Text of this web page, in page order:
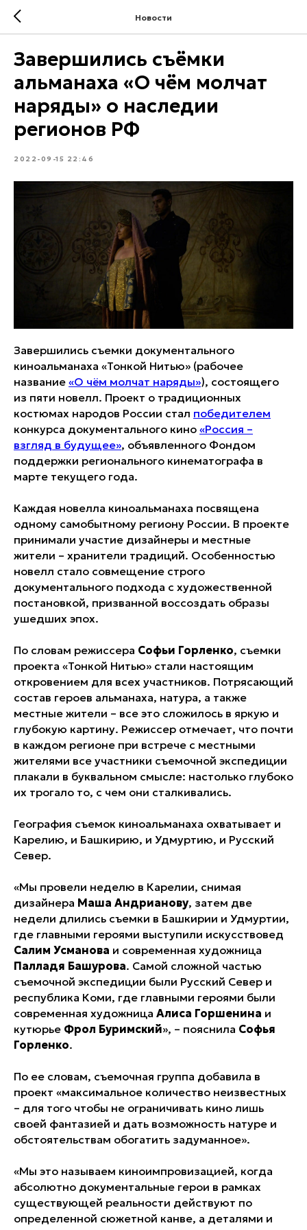
Новости
Завершились съёмки
альманаха «О чём молчат
наряды» о наследии
регионов РФ
2022-09-15 22:46
Завершились съемки документального
киноальманаха «Тонкой Нитью» (рабочее
название «О чём молчат наряды»), состоящего
из пяти новелл. Проект о традиционных
костюмах народов России стал победителем
конкурса документального кино «Россия –
взгляд в будущее», объявленного Фондом
поддержки регионального кинематографа в
марте текущего года.
Каждая новелла киноальманаха посвящена
одному самобытному региону России. В проекте
принимали участие дизайнеры и местные
жители – хранители традиций. Особенностью
новелл стало совмещение строго
документального подхода с художественной
постановкой, призванной воссоздать образы
ушедших эпох.
По словам режиссера Софьи Горленко, съемки
проекта «Тонкой Нитью» стали настоящим
откровением для всех участников. Потрясающий
состав героев альманаха, натура, а также
местные жители – все это сложилось в яркую и
глубокую картину. Режиссер отмечает, что почти
в каждом регионе при встрече с местными
жителями все участники съемочной экспедиции
плакали в буквальном смысле: настолько глубоко
их трогало то, с чем они сталкивались.
География съемок киноальманаха охватывает и
Карелию, и Башкирию, и Удмуртию, и Русский
Север.
«Мы провели неделю в Карелии, снимая
дизайнера Маша Андрианову, затем две
недели длились съемки в Башкирии и Удмуртии,
где главными героями выступили искусствовед
Салим Усманова и современная художница
Палладя Башурова. Самой сложной частью
съемочной экспедиции были Русский Север и
республика Коми, где главными героями были
современная художница Алиса Горшенина и
кутюрье Фрол Буримский», – пояснила Софья
Горленко.
По ее словам, съемочная группа добавила в
проект «максимальное количество неизвестных
– для того чтобы не ограничивать кино лишь
своей фантазией и дать возможность натуре и
обстоятельствам обогатить задуманное».
«Мы это называем киноимпровизацией, когда
абсолютно документальные герои в рамках
существующей реальности действуют по
определенной сюжетной канве, а деталями и